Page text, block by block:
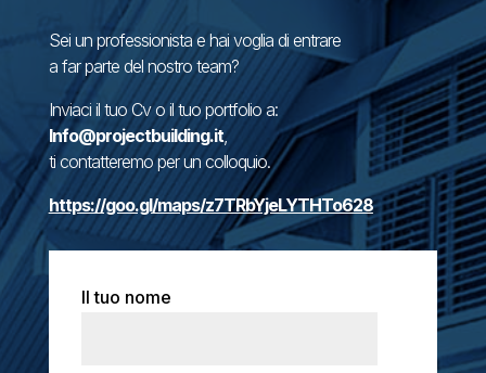
Sei un professionista e hai voglia di entrare
a far parte del nostro team?
Inviaci il tuo Cv o il tuo portfolio a:
Info@projectbuilding.it,
ti contatteremo per un colloquio.
https://goo.gl/maps/z7TRbYjeLYTHTo628
Il tuo nome